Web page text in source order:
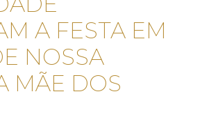
A FESTA EM
NOSSA
MÃE DOS